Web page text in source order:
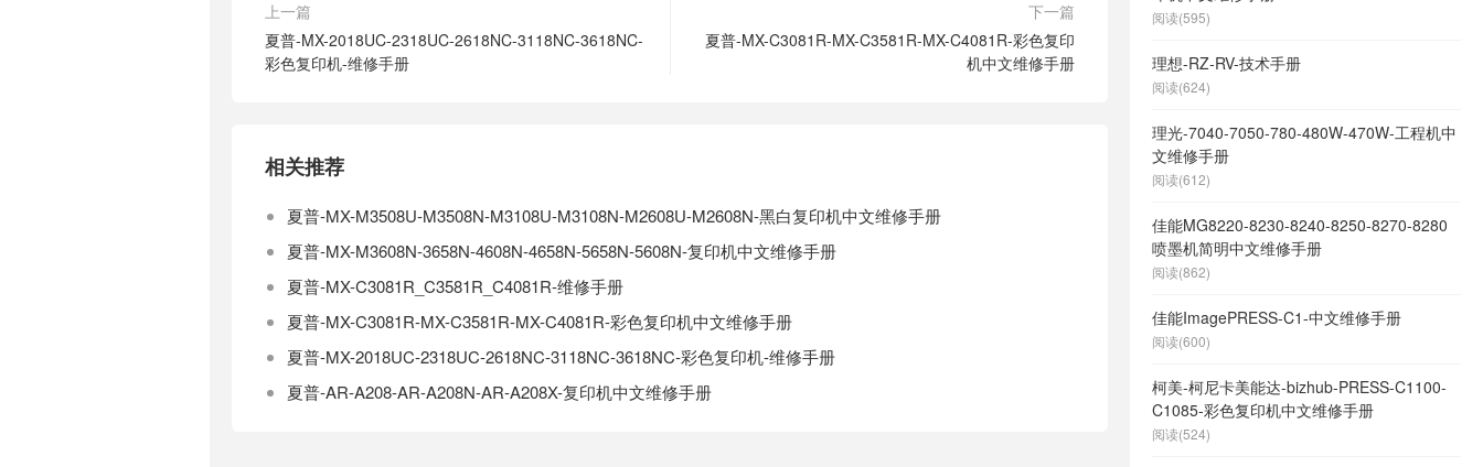
上一篇
夏普-MX-2018UC-2318UC-2618NC-3118NC-3618NC-
彩色复印机-维修手册
下一篇
夏普-MX-C3081R-MX-C3581R-MX-C4081R-彩色复印
机中文维修手册
相关推荐
夏普-MX-M3508U-M3508N-M3108U-M3108N-M2608U-M2608N-黑白复印机中文维修手册
夏普-MX-M3608N-3658N-4608N-4658N-5658N-5608N-复印机中文维修手册
夏普-MX-C3081R_C3581R_C4081R-维修手册
夏普-MX-C3081R-MX-C3581R-MX-C4081R-彩色复印机中文维修手册
夏普-MX-2018UC-2318UC-2618NC-3118NC-3618NC-彩色复印机-维修手册
夏普-AR-A208-AR-A208N-AR-A208X-复印机中文维修手册
阅读(595)
理想-RZ-RV-技术手册
阅读(624)
理光-7040-7050-780-480W-470W-工程机中
文维修手册
阅读(612)
佳能MG8220-8230-8240-8250-8270-8280
喷墨机简明中文维修手册
阅读(862)
佳能ImagePRESS-C1-中文维修手册
阅读(600)
柯美-柯尼卡美能达-bizhub-PRESS-C1100-
C1085-彩色复印机中文维修手册
阅读(524)